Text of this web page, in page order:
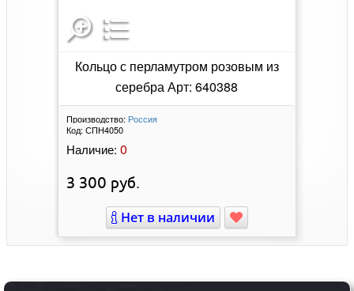
Кольцо с перламутром розовым из
серебра Арт: 640388
Производство: Россия
Код: СПН4050
Наличие: 0
3 300 руб.
Нет в наличии